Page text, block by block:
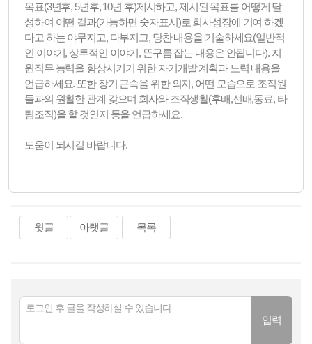
목표(3년후, 5년후, 10년 후)제시하고, 제시된 목표를 어떻게 달
성하여 어떤 결과(가능하면 숫자표시)로 회사성장에 기여 하겠
다고 하는 야무지고, 다부지고, 당찬 내용을 기술하세요(일반적
인 이야기, 상투적인 이야기, 뜬구름 잡는 내용은 안됩니다). 지
원직무 능력을 향상시키기 위한 자기개발 계획과 노력 내용을
언급하세요. 또한 장기 근속을 위한 의지, 어떤 모습으로 조직원
들과의 원활한 관계 갖으며 회사와 조직생활(후배,선배,동료, 타
팀조직)을 할 것인지 등을 언급하세요.
도움이 되시길 바랍니다.
윗글 아랫글 목록